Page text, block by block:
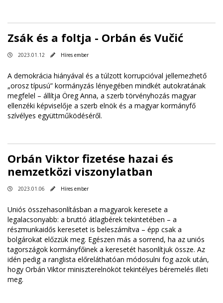
Zsák és a foltja - Orbán és Vučić
2023.01.12 Híres ember
A demokrácia hiányával és a túlzott korrupcióval jellemezhető
„orosz típusú” kormányzás lényegében mindkét autokratának
megfelel – állítja Öreg Anna, a szerb törvényhozás magyar
ellenzéki képviselője a szerb elnök és a magyar kormányfő
szívélyes együttműködéséről.
Orbán Viktor fizetése hazai és
nemzetközi viszonylatban
2023.01.06 Híres ember
Uniós összehasonlításban a magyarok keresete a
legalacsonyabb: a bruttó átlagbérek tekintetében – a
részmunkaidős keresetet is beleszámítva – épp csak a
bolgárokat előzzük meg. Egészen más a sorrend, ha az uniós
tagországok kormányfőinek a keresetét hasonlítjuk össze. Az
idén pedig a ranglista előreláthatóan módosulni fog azok után,
hogy Orbán Viktor miniszterelnököt tekintélyes béremelés illeti
meg.